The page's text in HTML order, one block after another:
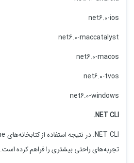
net6.0-ios
net6.0-maccatalyst
net6.0-macos
net6.0-tvos
net6.0-windows
NET CLI.
تجربه‌های راحتی بیشتری را فراهم کرده است.